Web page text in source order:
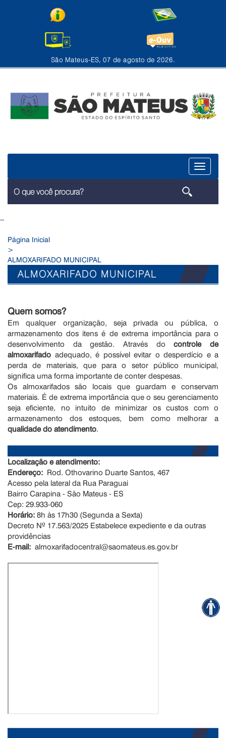
São Mateus-ES, 07 de agosto de 2026.
Menu
--
Página Inicial
>
ALMOXARIFADO MUNICIPAL
ALMOXARIFADO MUNICIPAL
Quem somos?
Em qualquer organização, seja privada ou pública, o
armazenamento dos itens é de extrema importância para o
desenvolvimento da gestão. Através docontrole de
almoxarifado adequado, é possível evitar o desperdício e a
perda de materiais, que para o setor público municipal,
significa uma forma importante de conter despesas.
Os almoxarifados são locais que guardam e conservam
materiais. É de extrema importância que o seu gerenciamento
seja eficiente, no intuito de minimizar os custos com o
armazenamento dos estoques, bem como melhorar a
qualidade do atendimento.
Localização e atendimento:
Endereço: Rod. Othovarino Duarte Santos, 467
Acesso pela lateral da Rua Paraguai
Bairro Carapina - São Mateus - ES
Cep: 29.933-060
Horário: 8h às 17h30 (Segunda a Sexta)
Decreto Nº 17.563/2025 Estabelece expediente e da outras
providências
E-mail: almoxarifadocentral@saomateus.es.gov.br